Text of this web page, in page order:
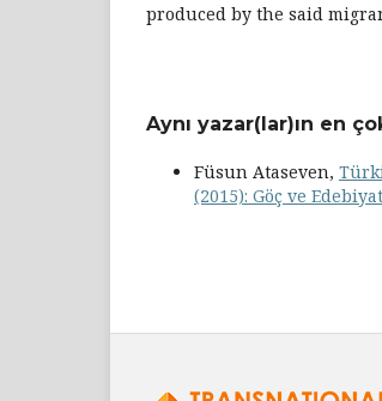
produced by the said
Aynı yazar(lar)ın en
Füsun Ataseven,
(2015): Göç ve